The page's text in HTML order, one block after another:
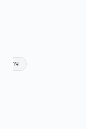
7 สิงห
ประกาศ
ความป
เทคโนโ
เรียนรู้
ปีงบปร